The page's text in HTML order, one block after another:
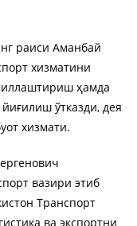
раиси Аманбай
хизматини
ҳамда
ўтказди, дея
хизмати.
вазири этиб
Транспорт
ва экспортни